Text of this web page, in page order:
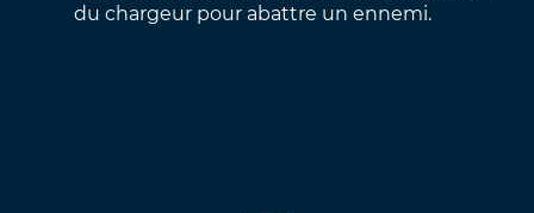
du chargeur pour abattre un ennemi.